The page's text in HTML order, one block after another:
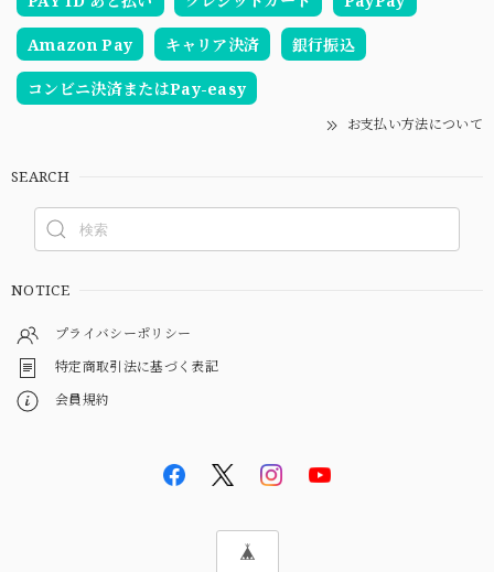
Amazon Pay キャリア決済 銀行振込
コンビニ決済またはPay-easy
お支払い方法について
SEARCH
NOTICE
プライバシーポリシー
特定商取引法に基づく表記
会員規約